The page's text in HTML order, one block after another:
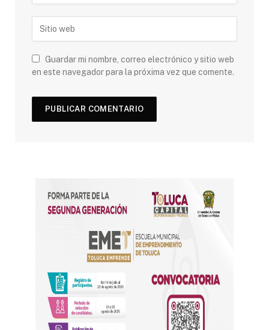
Guardar mi nombre, correo electrónico y sitio web
en este navegador para la próxima vez que comente.